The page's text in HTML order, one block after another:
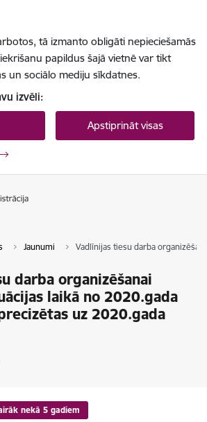
tā izmanto obligāti nepieciešamās
papildus šajā vietnē var tikt
un sociālo mediju sīkdatnes.
izvēli:
Apstiprināt visas
Jaunumi Vadlīnijas tiesu darba
darba organizēšanai
laikā no 2020.gada
uz 2020.gada
nekā 5 gadiem